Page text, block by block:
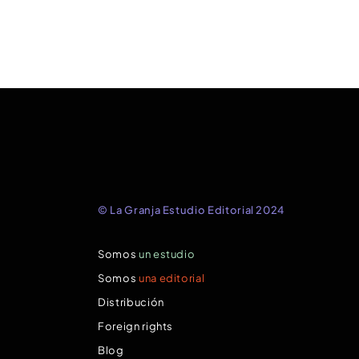
© La Granja Estudio Editorial 2024
Somos un estudio
Somos una editorial
Distribución
Foreign rights
Blog